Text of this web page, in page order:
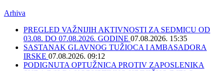
Arhiva
PREGLED VAŽNIJIH AKTIVNOSTI ZA SEDMICU OD
03.08. DO 07.08.2026. GODINE 07.08.2026. 15:35
SASTANAK GLAVNOG TUŽIOCA I AMBASADORA
IRSKE 07.08.2026. 09:12
PODIGNUTA OPTUŽNICA PROTIV ZAPOSLENIKA